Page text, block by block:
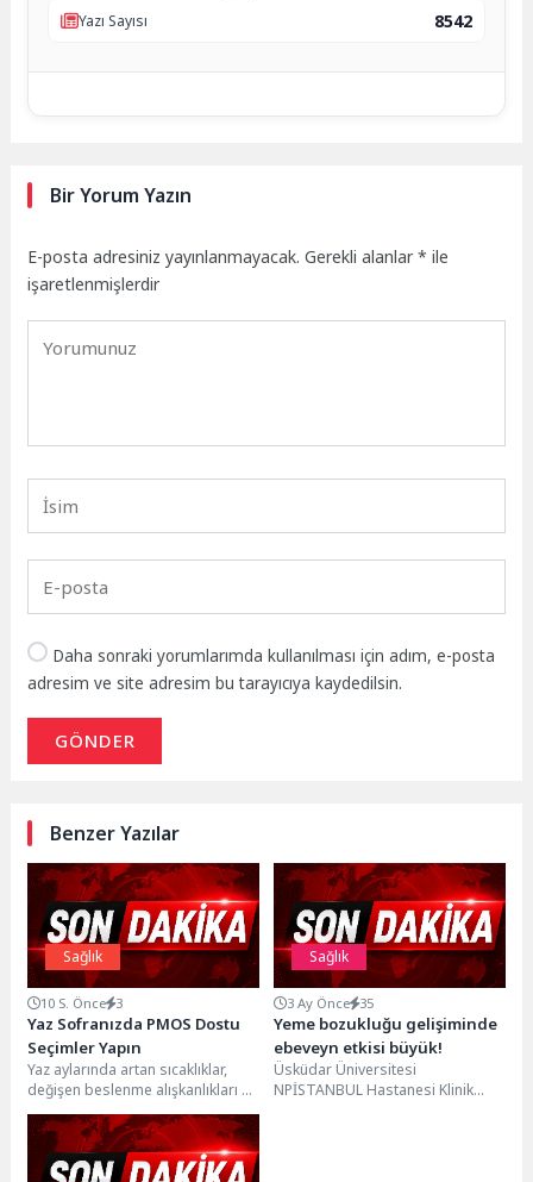
Yazı Sayısı
8542
Bir Yorum Yazın
E-posta adresiniz yayınlanmayacak. Gerekli alanlar* ile
işaretlenmişlerdir
Daha sonraki yorumlarımda kullanılması için adım, e-posta
adresim ve site adresim bu tarayıcıya kaydedilsin.
GÖNDER
Benzer Yazılar
Sağlık
10 S. Önce 3
Yaz Sofranızda PMOS Dostu
Seçimler Yapın
Yaz aylarında artan sıcaklıklar,
değişen beslenme alışkanlıkları ve
yetersiz sıvı tüketimi, PMOS
(Polikistik Metabolik Over...
Sağlık
3 Ay Önce 35
Yeme bozukluğu gelişiminde
ebeveyn etkisi büyük!
Üsküdar Üniversitesi
NPİSTANBUL Hastanesi Klinik